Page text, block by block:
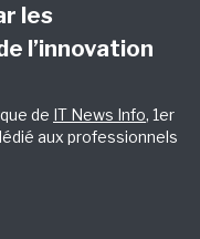
les
l’innovation
de IT News Info, 1er
aux professionnels